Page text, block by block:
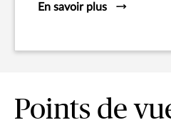
En savoir plus
Points de